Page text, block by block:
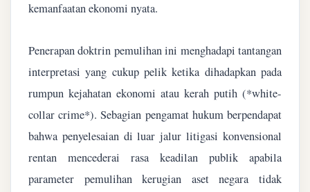
kemanfaatan ekonomi nyata.
Penerapan doktrin pemulihan ini menghadapi tantangan
interpretasi yang cukup pelik ketika dihadapkan pada
rumpun kejahatan ekonomi atau kerah putih (*white-
collar crime*). Sebagian pengamat hukum berpendapat
bahwa penyelesaian di luar jalur litigasi konvensional
rentan mencederai rasa keadilan publik apabila
parameter pemulihan kerugian aset negara tidak